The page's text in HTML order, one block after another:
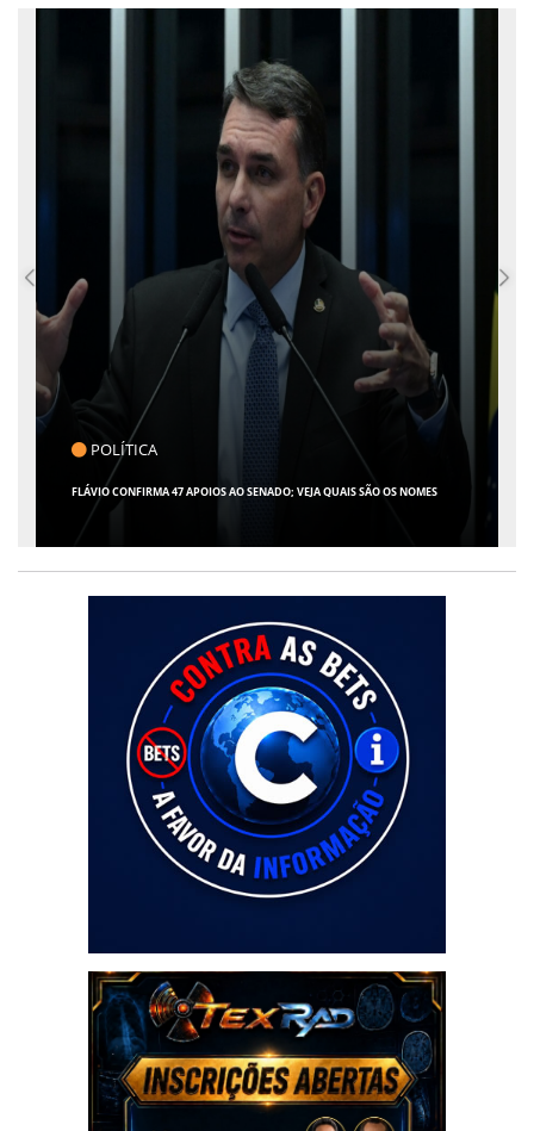
CLICK INDICA
GIRO POR SERGIPE, BRASIL E MUNDO - 07 DE AGOSTO DE 2026